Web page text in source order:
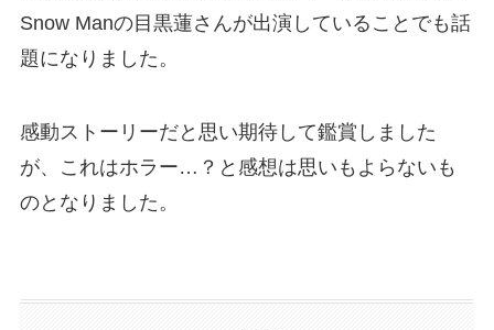
Snow Manの目黒蓮さんが出演していることでも話
題になりました。
感動ストーリーだと思い期待して鑑賞しました
が、これはホラー…？と感想は思いもよらないも
のとなりました。